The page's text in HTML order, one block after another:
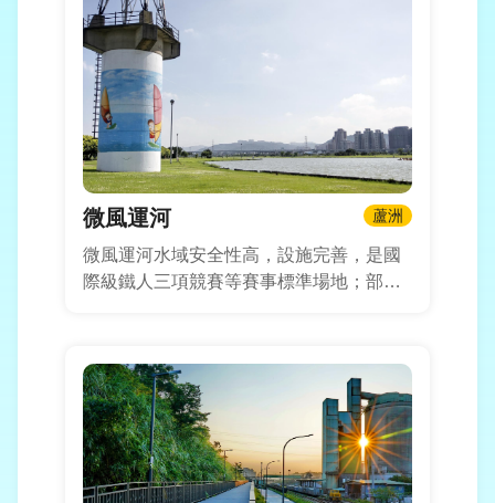
微風運河 蘆洲
微風運河水域安全性高，設施完善，是國
際級鐵人三項競賽等賽事標準場地；部分
體依「微風運河水域時間及區域」使用水
域，周邊設備齊全，設有盥洗及更衣室供
民眾及選手使用。